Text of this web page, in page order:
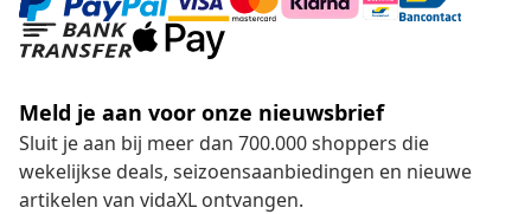
Meld je aan voor onze nieuwsbrief
Sluit je aan bij meer dan 700.000 shoppers die
wekelijkse deals, seizoensaanbiedingen en nieuwe
artikelen van vidaXL ontvangen.